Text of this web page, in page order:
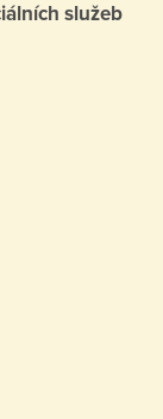
služeb